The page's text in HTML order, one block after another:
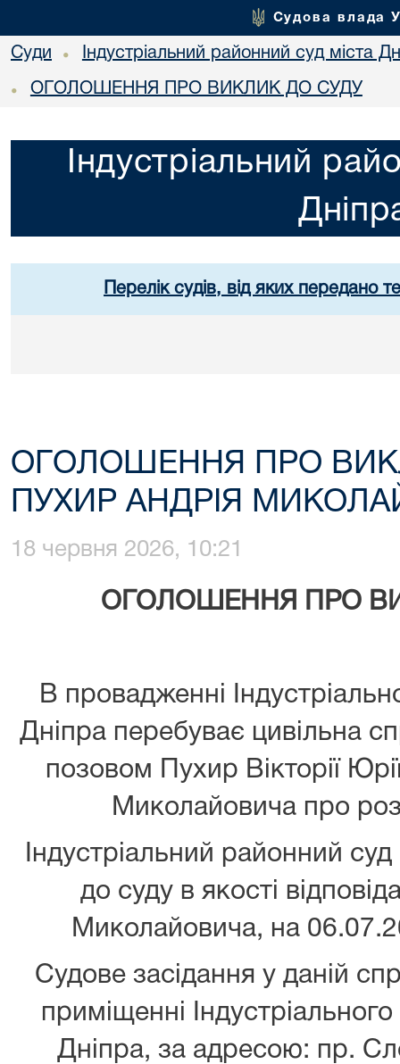
Судова влада
Суди • Індустріальний районний суд міста
• ОГОЛОШЕННЯ ПРО ВИКЛИК ДО СУДУ
Індустріальний
Перелік судів, від яких передано
ОГОЛОШЕННЯ ПРО
ПУХИР АНДРІЯ
18 червня 2026, 10:21
ОГОЛОШЕННЯ ПРО
В провадженні
Дніпра перебуває цивільна
позовом Пухир Вікторії
Миколайовича про
Індустріальний районний
до суду в якості
Миколайовича, на
Судове засідання у даній
приміщенні
Дніпра, за адресою: пр.